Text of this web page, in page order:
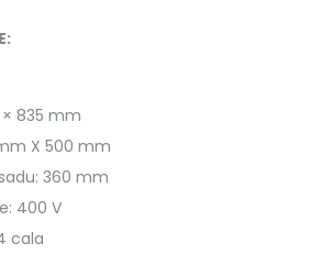
835 mm
X 500 mm
360 mm
400 V
cala